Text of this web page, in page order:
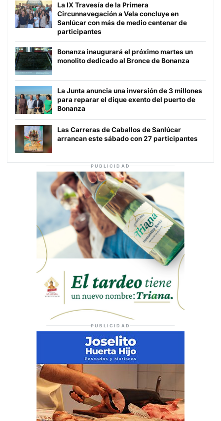
La IX Travesía de la Primera
Circunnavegación a Vela concluye en
Sanlúcar con más de medio centenar de
participantes
Bonanza inaugurará el próximo martes un
monolito dedicado al Bronce de Bonanza
La Junta anuncia una inversión de 3 millones
para reparar el dique exento del puerto de
Bonanza
Las Carreras de Caballos de Sanlúcar
arrancan este sábado con 27 participantes
PUBLICIDAD
PUBLICIDAD